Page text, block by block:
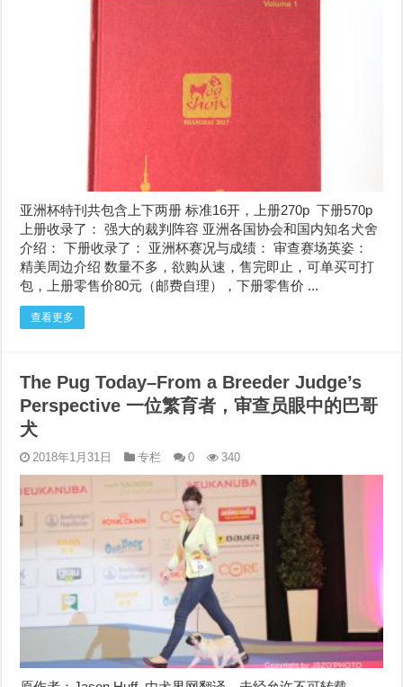
亚洲杯特刊共包含上下两册 标准16开，上册270p 下册570p
上册收录了： 强大的裁判阵容 亚洲各国协会和国内知名犬舍
介绍： 下册收录了： 亚洲杯赛况与成绩： 审查赛场英姿：
精美周边介绍 数量不多，欲购从速，售完即止，可单买可打
包，上册零售价80元（邮费自理），下册零售价 ...
查看更多
The Pug Today–From a Breeder Judge’s
Perspective 一位繁育者，审查员眼中的巴哥
犬
2018年1月31日 专栏 0 340